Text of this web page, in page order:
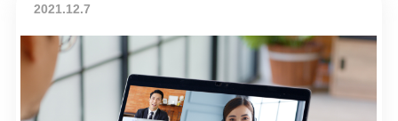
2021.12.7